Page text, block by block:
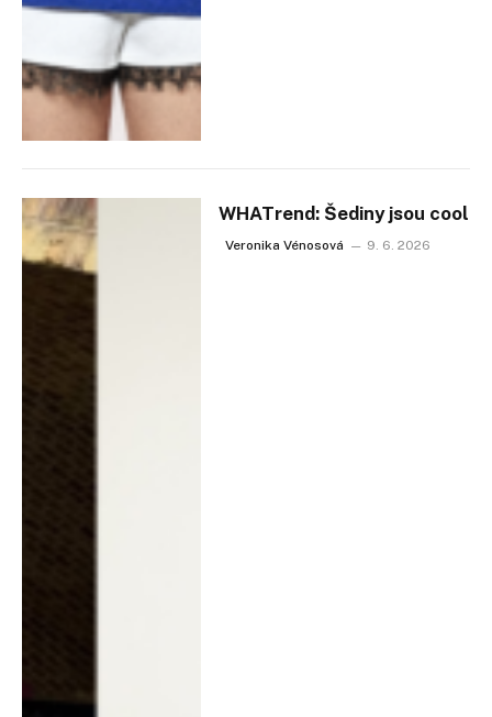
WHATrend: Šediny jsou cool
Veronika Vénosová 9. 6. 2026